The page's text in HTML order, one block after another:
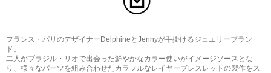
フランス・パリのデザイナーDelphineとJennyが手掛けるジュエリーブラン
ド。
二人がブラジル・リオで出会った鮮やかなカラー使いがイメージソースとな
り、様々なパーツを組み合わせたカラフルなレイヤーブレスレットの製作をス